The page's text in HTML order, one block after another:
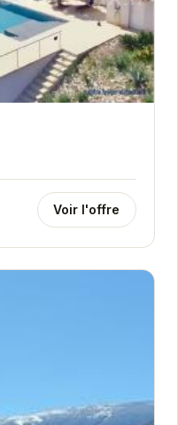
Voir l'offre